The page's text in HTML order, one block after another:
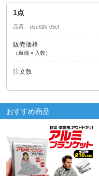
1点
品番 dsc02k-05cl
販売価格
（単価 × 入数）
注文数
おすすめ商品